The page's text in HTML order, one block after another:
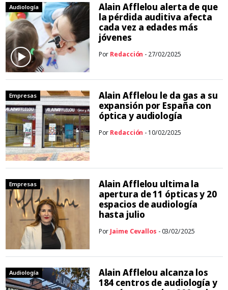
Audiología
Alain Afflelou alerta de que
la pérdida auditiva afecta
cada vez a edades más
jóvenes
Por Redacción - 27/02/2025
Empresas
Alain Afflelou le da gas a su
expansión por España con
óptica y audiología
Por Redacción - 10/02/2025
Empresas
Alain Afflelou ultima la
apertura de 11 ópticas y 20
espacios de audiología
hasta julio
Por Jaime Cevallos - 03/02/2025
Audiología
Alain Afflelou alcanza los
184 centros de audiología y